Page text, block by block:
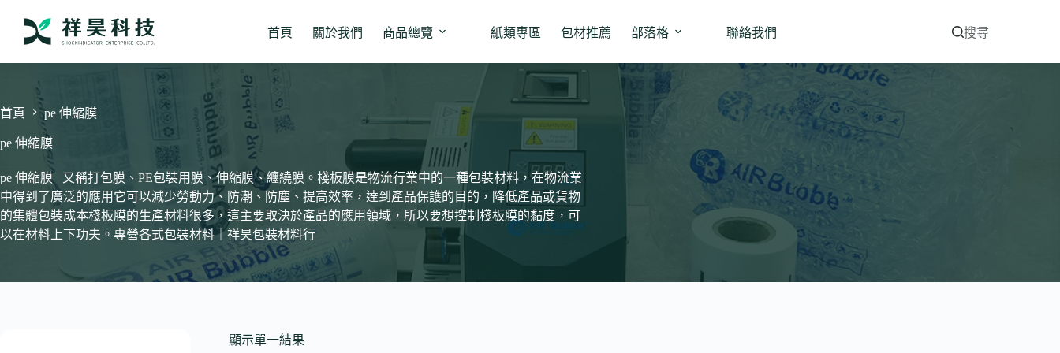
要
容
首頁 關於我們 商品總覽 紙類專區 包材推薦 部落格 聯絡我們 搜尋
首頁 pe 伸縮膜
pe 伸縮膜
pe 伸縮膜 又稱打包膜、PE包裝用膜、伸縮膜、纏繞膜。棧板膜是物流行業中的一種包裝材料，在物流業
中得到了廣泛的應用它可以減少勞動力、防潮、防塵、提高效率，達到產品保護的目的，降低產品或貨物
的集體包裝成本棧板膜的生產材料很多，這主要取決於產品的應用領域，所以要想控制棧板膜的黏度，可
以在材料上下功夫。專營各式包裝材料｜祥昊包裝材料行
顯示單一結果